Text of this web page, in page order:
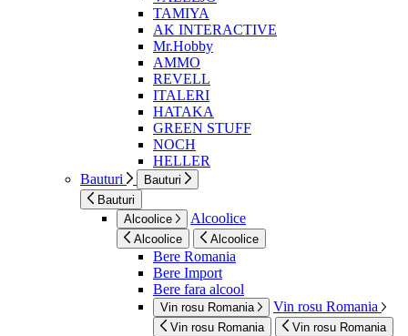
TAMIYA
AK INTERACTIVE
Mr.Hobby
AMMO
REVELL
ITALERI
HATAKA
GREEN STUFF
NOCH
HELLER
Bauturi
Bauturi
Bauturi
Alcoolice
Alcoolice
Alcoolice Alcoolice
Bere Romania
Bere Import
Bere fara alcool
Vin rosu Romania Vin rosu Romania
Vin rosu Romania Vin rosu Romania